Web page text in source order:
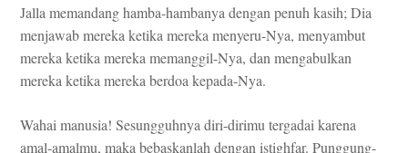
Jalla memandang hamba-hambanya dengan penuh kasih; Dia
menjawab mereka ketika mereka menyeru-Nya, menyambut
mereka ketika mereka memanggil-Nya, dan mengabulkan
mereka ketika mereka berdoa kepada-Nya.
Wahai manusia! Sesungguhnya diri-dirimu tergadai karena
amal-amalmu, maka bebaskanlah dengan istighfar. Punggung-